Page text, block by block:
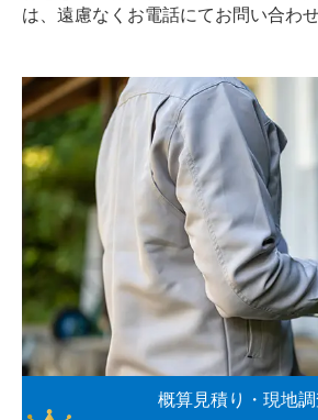
は、遠慮なく お電話にてお問い合わ
概算見積り・現地